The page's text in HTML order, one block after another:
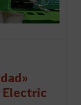
Electric